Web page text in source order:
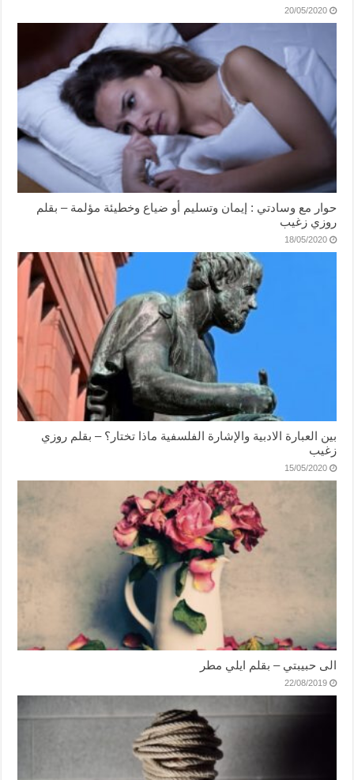
20/05/2020
حوار مع وسادتي : إيمان وتسليم أو ضياع وخطيئة مؤلمة – بقلم
روزي زغيب
18/05/2020
بين العبارة الادبية والإشارة الفلسفية ماذا تختار؟ – بقلم روزي
زغيب
15/05/2020
الى حبيبتي – بقلم ايلي مطر
22/08/2019